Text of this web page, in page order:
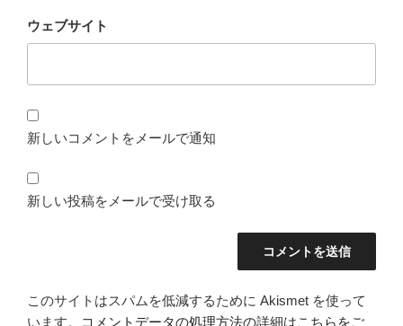
ウェブサイト
新しいコメントをメールで通知
新しい投稿をメールで受け取る
このサイトはスパムを低減するために Akismet を使って
います。
コメントデータの処理方法の詳細はこちらをご